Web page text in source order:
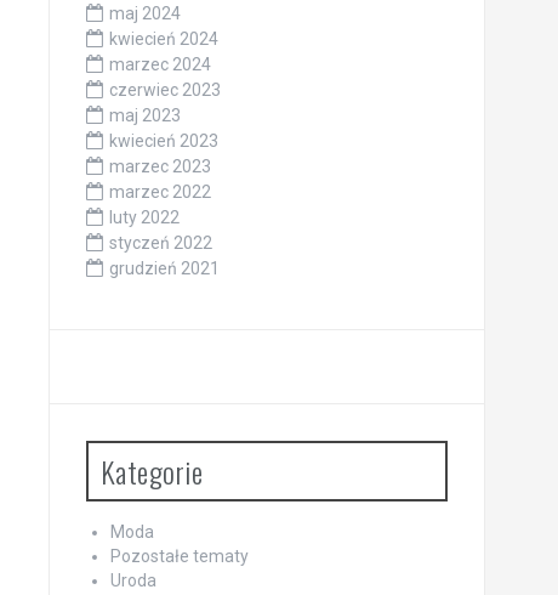
maj 2024
kwiecień 2024
marzec 2024
czerwiec 2023
maj 2023
kwiecień 2023
marzec 2023
marzec 2022
luty 2022
styczeń 2022
grudzień 2021
Kategorie
Moda
Pozostałe tematy
Uroda